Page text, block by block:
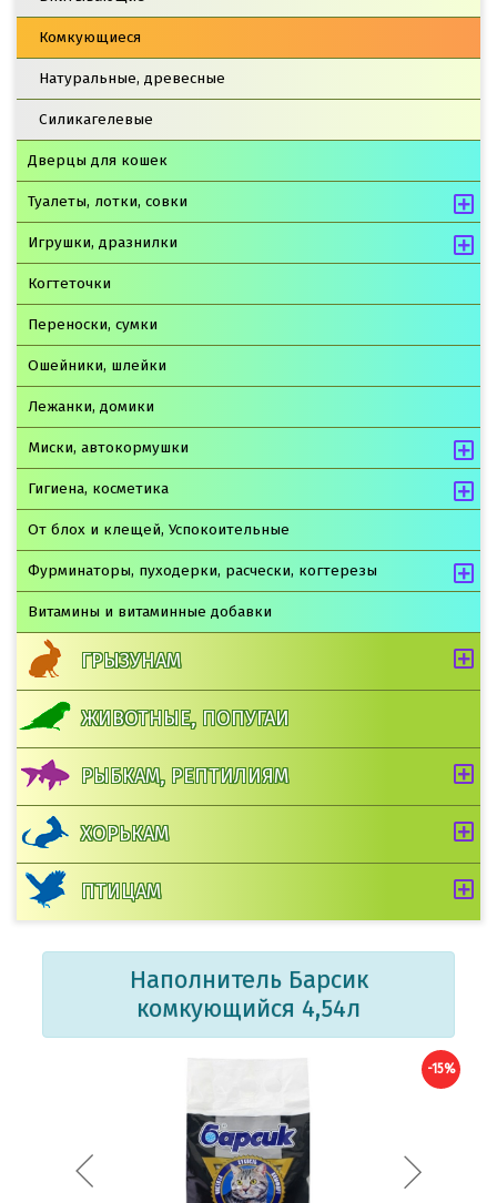
Комкующиеся
Натуральные, древесные
Силикагелевые
Дверцы для кошек
Туалеты, лотки, совки
Игрушки, дразнилки
Когтеточки
Переноски, сумки
Ошейники, шлейки
Лежанки, домики
Миски, автокормушки
Гигиена, косметика
От блох и клещей, Успокоительные
Фурминаторы, пуходерки, расчески, когтерезы
Витамины и витаминные добавки
ГРЫЗУНАМ
ЖИВОТНЫЕ, ПОПУГАИ
РЫБКАМ, РЕПТИЛИЯМ
ХОРЬКАМ
ПТИЦАМ
Наполнитель Барсик
комкующийся 4,54л
-15%